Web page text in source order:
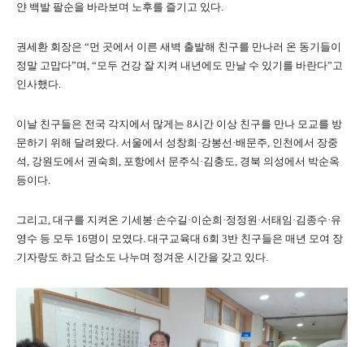
얀 백발 팔순을 바라보며 노후를 즐기고 있다.
권세환 회장은 “먼 곳에서 이른 새벽 출발해 친구를 만나러 온 동기들이
정말 고맙다”며, “모두 건강 잘 지켜 내년에도 만날 수 있기를 바란다”고
인사했다.
이날 친구들은 전국 각지에서 많게는 8시간 이상 친구를 만나 모교를 방
문하기 위해 달려왔다. 서울에서 성창희·강봉선·배문주, 인천에서 장중
석, 강원도에서 권숙희, 포항에서 문주식·김충도, 경북 의성에서 박순옥
등이다.
그리고, 대구를 지켜온 기세봉·손수길·이순희·정정원·서태임·김종수·유
영수 등 모두 16명이 모였다. 대구교육대 6회 3반 친구들은 매년 모여 장
기자랑도 하고 담소도 나누며 정겨운 시간을 갖고 있다.